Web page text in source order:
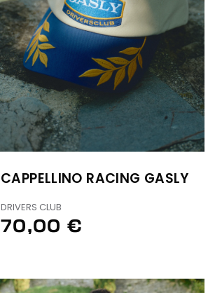
CAPPELLINO RACING GASLY
DRIVERS CLUB
70,00 €